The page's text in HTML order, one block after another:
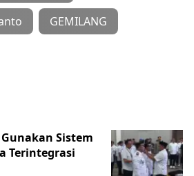
GEMILANG
Sistem
Terintegrasi